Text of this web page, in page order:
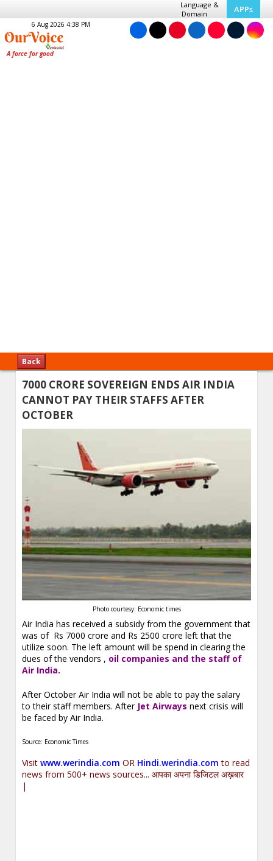
Language &
Domain
APPs
6 Aug 2026 4:38 PM
Back
7000 CRORE SOVEREIGN ENDS AIR INDIA
CANNOT PAY THEIR STAFFS AFTER
OCTOBER
Photo courtesy: Economic times
Air India has received a subsidy from the government that
was of Rs 7000 crore and Rs 2500 crore left that the
utilize soon. The left amount will be spend in clearing the
dues of the vendors , oil companies and the staff of
Air India.
After October Air India will not be able to pay the salary
to their staff members. AfterJet Airways next crisis will
be faced by Air India.
Source: Economic Times
Visitwww.werindia.com OR Hindi.werindia.com to read
news from 500+ news sources... आपका अपना डिजिटल अख़बार
|